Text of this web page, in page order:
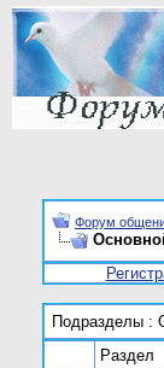
Форум
Подразделы :
Раздел